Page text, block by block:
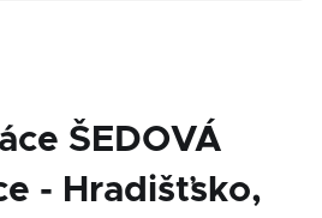
ŠEDOVÁ
- Hradišťsko,